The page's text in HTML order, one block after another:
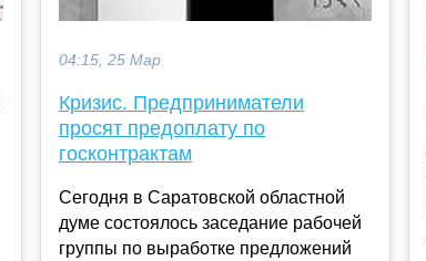
04:15, 25 Мар
Кризис. Предприниматели
просят предоплату по
госконтрактам
Сегодня в Саратовской областной
думе состоялось заседание рабочей
группы по выработке предложений